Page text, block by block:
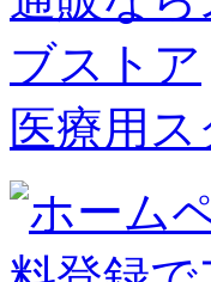
医療用